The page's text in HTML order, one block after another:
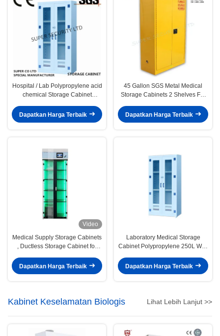
Hospital / Lab Polypropylene acid
chemical Storage Cabinet
Dapatkan Harga Terbaik
45 Gallon SGS Metal Medical
Storage Cabinets 2 Shelves For
Dapatkan Harga Terbaik
Video
Medical Supply Storage Cabinets
, Ductless Storage Cabinet for
Dapatkan Harga Terbaik
Laboratory Medical Storage
Cabinet Polypropylene 250L With
Dapatkan Harga Terbaik
Kabinet Keselamatan Biologis Lihat Lebih Lanjut >>